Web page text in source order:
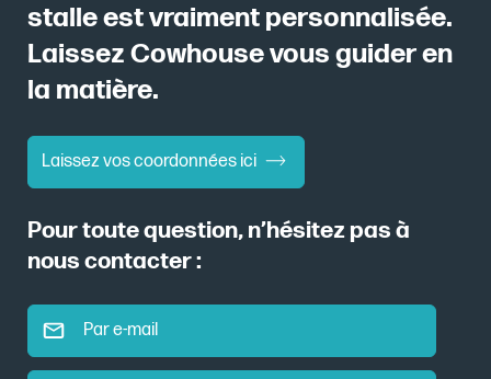
stalle est vraiment personnalisée.
Laissez Cowhouse vous guider en
la matière.
Laissez vos coordonnées ici
Pour toute question, n’hésitez pas à
nous contacter :
Par e-mail